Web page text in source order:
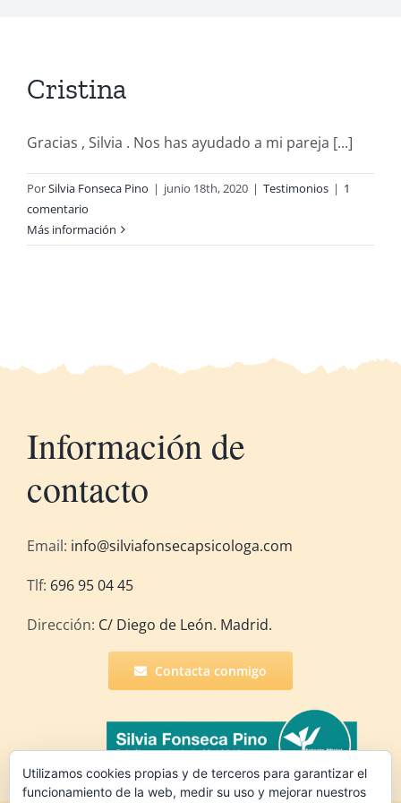
Cristina
Gracias , Silvia . Nos has ayudado a mi pareja [...]
PorSilvia Fonseca Pino | junio 18th, 2020 | Testimonios | 1
comentario
Más información
Información de
contacto
Email: info@silviafonsecapsicologa.com
Tlf: 696 95 04 45
Dirección: C/ Diego de León. Madrid.
Contacta conmigo
Utilizamos cookies propias y de terceros para garantizar el
funcionamiento de la web, medir su uso y mejorar nuestros